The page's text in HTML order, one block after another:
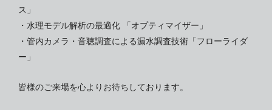
ス」
・水理モデル解析の最適化 「オプティマイザー」
・管内カメラ・音聴調査による漏水調査技術「フローライダ
ー」
皆様のご来場を心よりお待ちしております。